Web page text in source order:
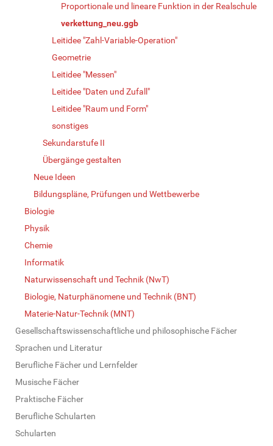
Proportionale und lineare Funktion in der Realschule
verkettung_neu.ggb
Leitidee "Zahl-Variable-Operation"
Geometrie
Leitidee "Messen"
Leitidee "Daten und Zufall"
Leitidee "Raum und Form"
sonstiges
Sekundarstufe II
Übergänge gestalten
Neue Ideen
Bildungspläne, Prüfungen und Wettbewerbe
Biologie
Physik
Chemie
Informatik
Naturwissenschaft und Technik (NwT)
Biologie, Naturphänomene und Technik (BNT)
Materie-Natur-Technik (MNT)
Gesellschaftswissenschaftliche und philosophische Fächer
Sprachen und Literatur
Berufliche Fächer und Lernfelder
Musische Fächer
Praktische Fächer
Berufliche Schularten
Schularten